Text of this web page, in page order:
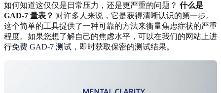
如何知道这仅仅是日常压力，还是更严重的问题？ 什么是
GAD-7 量表？ 对许多人来说，它是获得清晰认识的第一步。
这个简单的工具提供了一种可靠的方法来衡量焦虑症状的严重
程度。如果您想了解自己的焦虑水平，可以在我们的网站上进
行免费 GAD-7 测试 ，即时获取保密的测试结果。